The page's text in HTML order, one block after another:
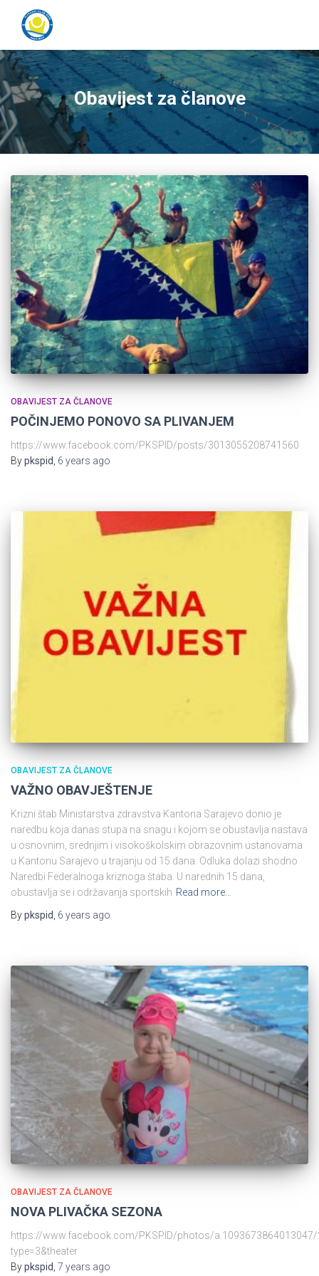
Obavijest za članove
OBAVIJEST ZA ČLANOVE
POČINJEMO PONOVO SA PLIVANJEM
https://www.facebook.com/PKSPID/posts/3013055208741560
Bypkspid 6 years ago
OBAVIJEST ZA ČLANOVE
VAŽNO OBAVJEŠTENJE
Krizni štab Ministarstva zdravstva Kantona Sarajevo donio je
naredbu koja danas stupa na snagu i kojom se obustavlja nastava
u osnovnim, srednjim i visokoškolskim obrazovnim ustanovama
u Kantonu Sarajevo u trajanju od 15 dana. Odluka dolazi shodno
Naredbi Federalnoga kriznoga štaba. U narednih 15 dana,
obustavlja se i održavanja sportskih Read more…
Bypkspid, 6 years ago
OBAVIJEST ZA ČLANOVE
NOVA PLIVAČKA SEZONA
https://www.facebook.com/PKSPID/photos/
type=3&theater
Bypkspid 7 years ago